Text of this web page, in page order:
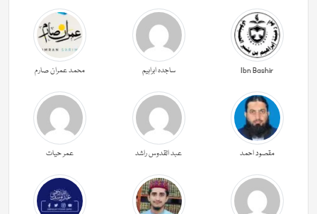
Ibn Bashir ساجدہ ابراہیم محمد عمران صارم
مقصود احمد عبد القدوس راشد عمر حیات